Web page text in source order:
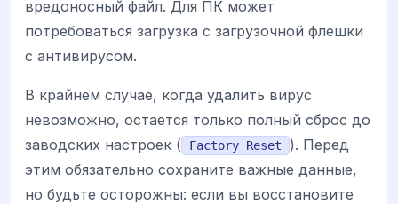
вредоносный файл. Для ПК может
потребоваться загрузка с загрузочной флешки
с антивирусом.
В крайнем случае, когда удалить вирус
невозможно, остается только полный сброс до
заводских настроек (
Factory Reset
). Перед
этим обязательно сохраните важные данные,
но будьте осторожны: если вы восстановите